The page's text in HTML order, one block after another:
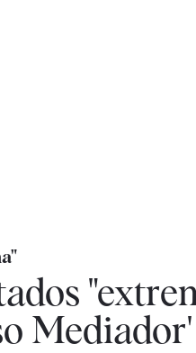
Mediador'